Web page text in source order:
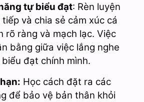
tự biểu đạt: Rèn luyện
và chia sẻ cảm xúc cá
rõ ràng và mạch lạc. Việc
bằng giữa việc lắng nghe
đạt chính mình.
Học cách đặt ra các
để bảo vệ bản thân khỏi